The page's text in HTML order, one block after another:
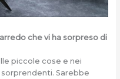
che vi ha sorpreso di
piccole cose e nei
Sarebbe